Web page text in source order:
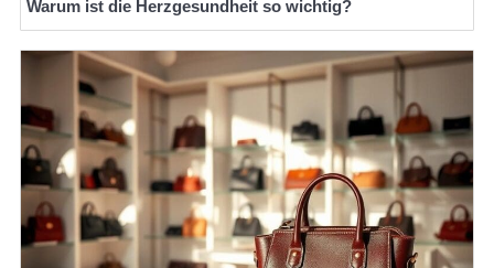
Warum ist die Herzgesundheit so wichtig?